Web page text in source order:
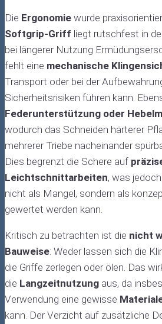
Die Ergonomie wurde
Softgrip-Griff liegt rutschfest in
bei längerer Nutzung
fehlt eine mechanische
Transport oder bei der
Sicherheitsrisiken führen kann.
Federunterstützung oder
wodurch das Schneiden härterer
mehrerer Triebe nacheinander
Dies begrenzt die Schere auf
Leichtschnittarbeiten, was
nicht als Mangel, sondern als
gewertet werden kann.
Kritisch zu betrachten ist die nicht
Bauweise: Weder lassen sich die
die Griffe zerlegen oder ölen. Das
die Langzeitnutzung aus, da
Verwendung eine gewisse
kann. Der Verzicht auf zusätzliche